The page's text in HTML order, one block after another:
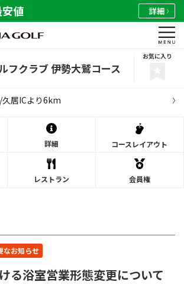
値 詳細
フクラブ 伊勢大鷲コース
お気に入り
居ICより6km
詳細 コースレイアウト
レストラン 会員権
なお知らせ
る浴室営業形態変更について